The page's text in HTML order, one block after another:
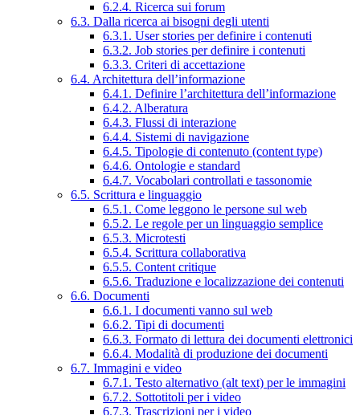
6.2.4. Ricerca sui forum
6.3. Dalla ricerca ai bisogni degli utenti
6.3.1. User stories per definire i contenuti
6.3.2. Job stories per definire i contenuti
6.3.3. Criteri di accettazione
6.4. Architettura dell’informazione
6.4.1. Definire l’architettura dell’informazione
6.4.2. Alberatura
6.4.3. Flussi di interazione
6.4.4. Sistemi di navigazione
6.4.5. Tipologie di contenuto (content type)
6.4.6. Ontologie e standard
6.4.7. Vocabolari controllati e tassonomie
6.5. Scrittura e linguaggio
6.5.1. Come leggono le persone sul web
6.5.2. Le regole per un linguaggio semplice
6.5.3. Microtesti
6.5.4. Scrittura collaborativa
6.5.5. Content critique
6.5.6. Traduzione e localizzazione dei contenuti
6.6. Documenti
6.6.1. I documenti vanno sul web
6.6.2. Tipi di documenti
6.6.3. Formato di lettura dei documenti elettronici
6.6.4. Modalità di produzione dei documenti
6.7. Immagini e video
6.7.1. Testo alternativo (alt text) per le immagini
6.7.2. Sottotitoli per i video
6.7.3. Trascrizioni per i video